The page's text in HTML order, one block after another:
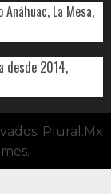
La Mesa,
desde 2014,
Plural.Mx